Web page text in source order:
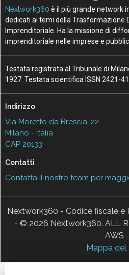
Nextwork360 è il più grande network
dedicati ai temi della Trasformazione
Imprenditoriale. Ha la missione di
imprenditoriale nelle imprese e
Testata registrata al Tribunale di
1927. Testata scientifica ISSN 2421-
Indirizzo
Via Moretto da Brescia, 22
Milano - Italia
CAP 20133
Contatti
Contatta il nostro team per
Nextwork360 - Codice fiscale e
- © 2026 Nextwork360. ALL
AWS
Mappa del